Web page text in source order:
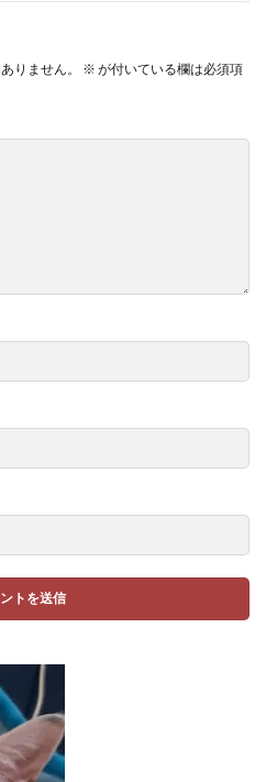
りません。 ※ が付いている欄は必須項